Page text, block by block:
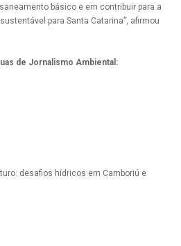
básico e em contribuir para a
para Santa Catarina”, afirmou
de Jornalismo Ambiental:
desafios hídricos em Camboriú e